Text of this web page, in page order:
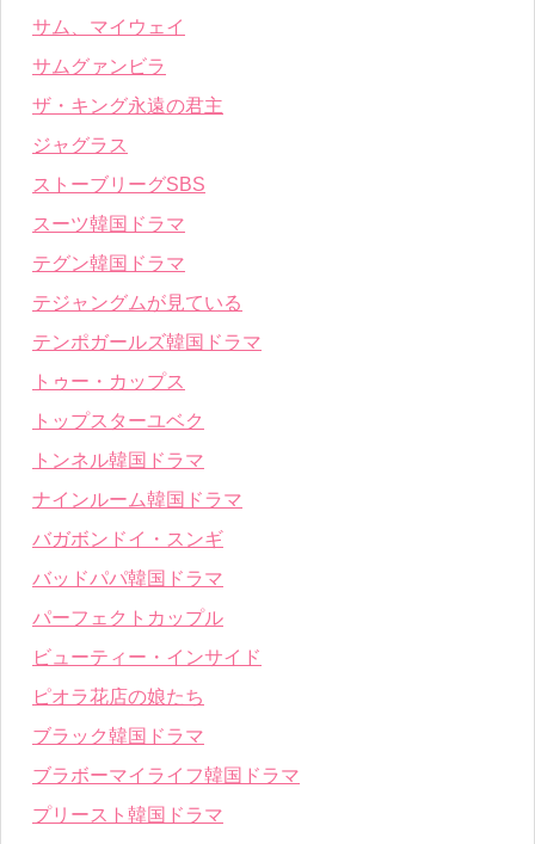
サム、マイウェイ
サムグァンビラ
ザ・キング永遠の君主
ジャグラス
ストーブリーグSBS
スーツ韓国ドラマ
テグン韓国ドラマ
テジャングムが見ている
テンポガールズ韓国ドラマ
トゥー・カップス
トップスターユベク
トンネル韓国ドラマ
ナインルーム韓国ドラマ
バガボンドイ・スンギ
バッドパパ韓国ドラマ
パーフェクトカップル
ビューティー・インサイド
ピオラ花店の娘たち
ブラック韓国ドラマ
ブラボーマイライフ韓国ドラマ
プリースト韓国ドラマ